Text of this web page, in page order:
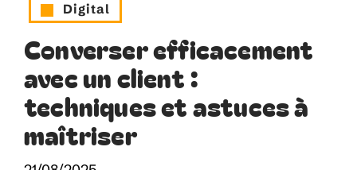
Digital
Converser efficacement
avec un client :
techniques et astuces à
maîtriser